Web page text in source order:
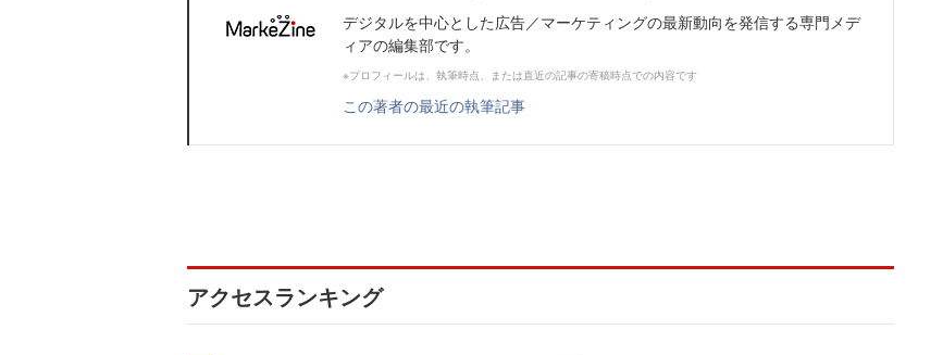
デジタルを中心とした広告／マーケティングの最新動向を発信する専門メデ
ィアの編集部です。
※プロフィールは、執筆時点、または直近の記事の寄稿時点での内容です
この著者の最近の執筆記事
アクセスランキング